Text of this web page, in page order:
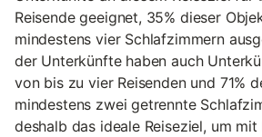
Reisende geeignet, 35% dieser
mindestens vier Schlafzimmern
der Unterkünfte haben auch
von bis zu vier Reisenden und 71%
mindestens zwei getrennte
deshalb das ideale Reiseziel, um